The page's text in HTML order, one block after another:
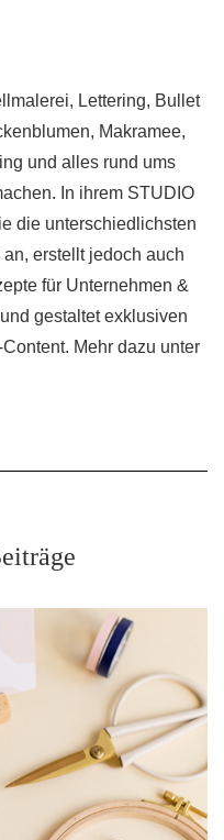
Lettering, Bullet
Makramee,
und alles rund ums
In ihrem STUDIO
die unterschiedlichsten
an, erstellt jedoch auch
für Unternehmen &
gestaltet exklusiven
Mehr dazu unter